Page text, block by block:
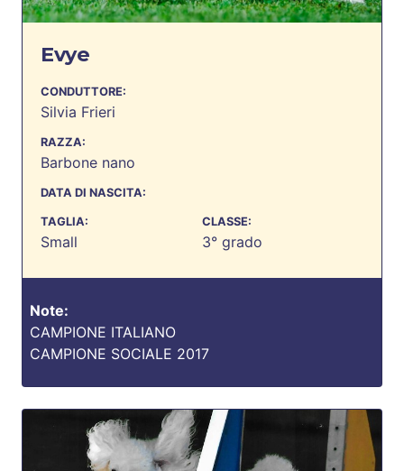
Evye
CONDUTTORE:
Silvia Frieri
RAZZA:
Barbone nano
DATA DI NASCITA:
TAGLIA:
Small
CLASSE:
3° grado
Note:
CAMPIONE ITALIANO
CAMPIONE SOCIALE 2017